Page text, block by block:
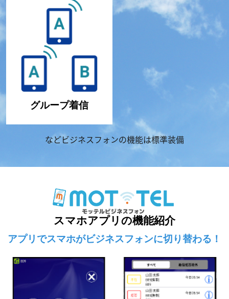
グループ着信
などビジネスフォンの機能は標準装備
スマホアプリの機能紹介
アプリでスマホがビジネスフォンに切り替わる！